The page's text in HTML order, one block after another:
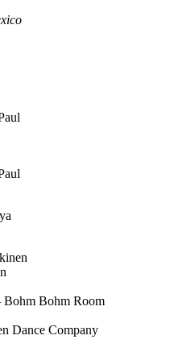
Bohm Bohm Room
Dance Company